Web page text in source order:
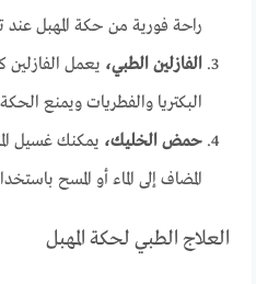
راحة فورية من حكة المهبل
الفازلين الطبي، يعمل
البكتريا والفطريات ويمنع
حمض الخليك، يمكنك غسيل
المضاف إلى الماء أو المسح
العلاج الطبي لحكة المهبل